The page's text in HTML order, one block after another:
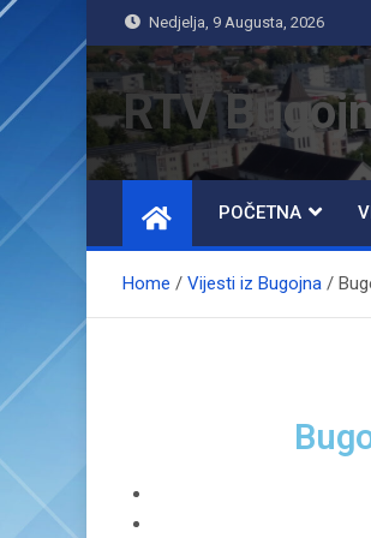
Nedjelja, 9 Augusta, 2026
RTV
POČETNA
Home Vijesti iz Bugojna